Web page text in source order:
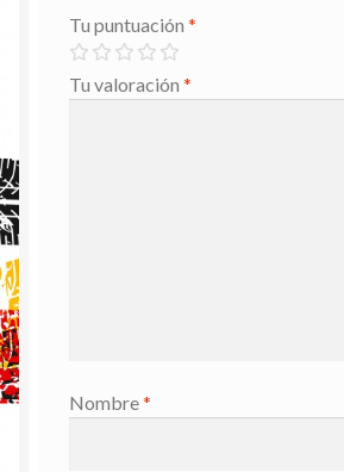
Tu puntuación *
Tu valoración *
Nombre*